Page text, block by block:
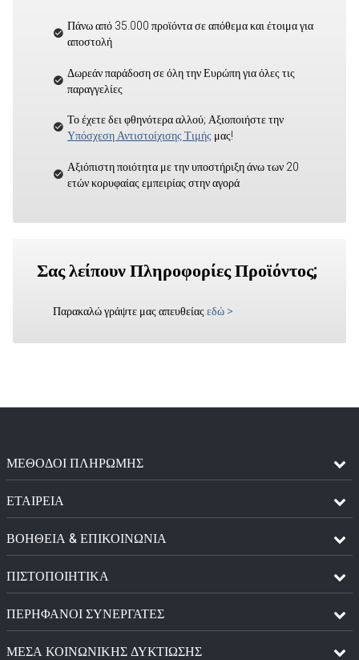
Πάνω από 35.000 προϊόντα σε απόθεμα και έτοιμα για
αποστολή
Δωρεάν παράδοση σε όλη την Ευρώπη για όλες τις
παραγγελίες
Το έχετε δει φθηνότερα αλλού; Αξιοποιήστε την
Υπόσχεση Αντιστοίχισης Τιμής μας!
Αξιόπιστη ποιότητα με την υποστήριξη άνω των 20
ετών κορυφαίας εμπειρίας στην αγορά
Σας λείπουν Πληροφορίες Προϊόντος;
Παρακαλώ γράψτε μας απευθείας εδώ >
ΜΈΘΟΔΟΙ ΠΛΗΡΩΜΉΣ
ΕΤΑΙΡΕΙΑ
ΒΟΗΘΕΙΑ & ΕΠΙΚΟΙΝΩΝΙΑ
ΠΙΣΤΟΠΟΙΗΤΙΚΆ
ΠΕΡΉΦΑΝΟΙ ΣΥΝΕΡΓΆΤΕΣ
ΜΈΣΑ ΚΟΙΝΩΝΙΚΉΣ ΔΥΚΤΊΩΣΗΣ